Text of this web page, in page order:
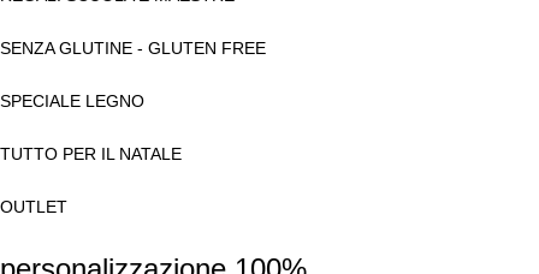
SENZA GLUTINE - GLUTEN FREE
SPECIALE LEGNO
TUTTO PER IL NATALE
OUTLET